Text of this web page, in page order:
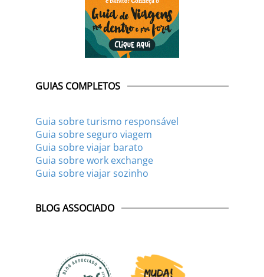
GUIAS COMPLETOS
Guia sobre turismo responsável
Guia sobre seguro viagem
Guia sobre viajar barato
Guia sobre work exchange
Guia sobre viajar sozinho
BLOG ASSOCIADO